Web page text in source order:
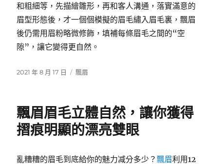
和粗細等，先描繪雛形，再和客人溝通，落實滿意的
眉型形態後，才一個個模擬的眉毛繡入眉毛裏，飄眉
後仍需用眉粉略微修飾，填補每條眉毛之間的“空
隙”，讓它變得更自然。
發
2021 年 8 月 17 日
分
飄眉
飄眉眉毛立體自然，讓你獲得
摺痕明顯的漂亮雙眼
亂糟糟的眉毛到底給你的魅力减分多少？飄眉利用12